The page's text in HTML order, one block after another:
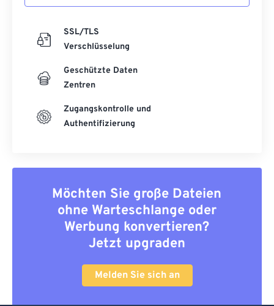
SSL/TLS
Verschlüsselung
Geschützte Daten
Zentren
Zugangskontrolle und
Authentifizierung
Möchten Sie große Dateien
ohne Warteschlange oder
Werbung konvertieren?
Jetzt upgraden
Melden Sie sich an